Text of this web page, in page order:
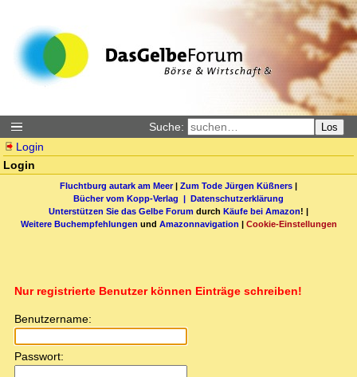
Suche: Los
Login
Login
Fluchtburg autark am Meer| Zum Tode Jürgen Küßners |
Bücher vom Kopp-Verlag | Datenschutzerklärung
Unterstützen Sie das Gelbe Forum durch Käufe bei Amazon! |
Weitere Buchempfehlungen und Amazonnavigation | Cookie-Einstellungen
Nur registrierte Benutzer können Einträge schreiben!
Benutzername:
Passwort: